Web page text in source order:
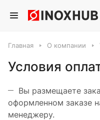
Главная О компании
Условия
Вы размещаете
оформленном заказе
менеджеру.